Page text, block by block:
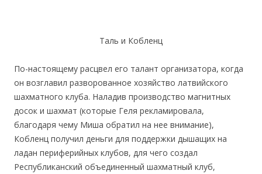
Таль и Кобленц
По-настоящему расцвел его талант организатора, когда
он возглавил разворованное хозяйство латвийского
шахматного клуба. Наладив производство магнитных
досок и шахмат (которые Геля рекламировала,
благодаря чему Миша обратил на нее внимание),
Кобленц получил деньги для поддержки дышащих на
ладан периферийных клубов, для чего создал
Республиканский объединенный шахматный клуб,